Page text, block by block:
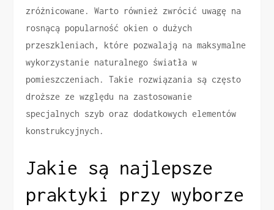
zróżnicowane. Warto również zwrócić uwagę na
rosnącą popularność okien o dużych
przeszkleniach, które pozwalają na maksymalne
wykorzystanie naturalnego światła w
pomieszczeniach. Takie rozwiązania są często
droższe ze względu na zastosowanie
specjalnych szyb oraz dodatkowych elementów
konstrukcyjnych.
Jakie są najlepsze
praktyki przy wyborze